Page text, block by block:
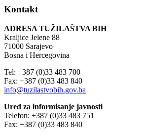
Kontakt
ADRESA TUŽILAŠTVA BIH
Kraljice Jelene 88
71000 Sarajevo
Bosna i Hercegovina
Tel: +387 (0)33 483 700
Fax: +387 (0)33 483 840
info@tuzilastvobih.gov.ba
Ured za informisanje javnosti
Telefon: +387 (0)33 483 751
Fax: +387 (0)33 483 840